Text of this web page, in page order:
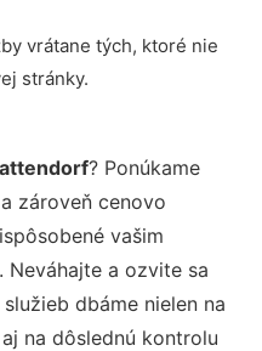
vrátane tých, ktoré nie
stránky.
? Ponúkame
zároveň cenovo
vašim
Neváhajte a ozvite sa
dbáme nielen na
na dôslednú kontrolu